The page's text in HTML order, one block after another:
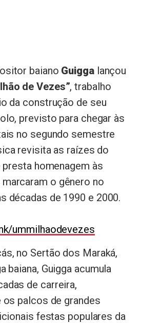
baiano Guiggalançou
de Vezes”, trabalho
da construção de seu
previsto para chegar às
no segundo semestre
revisita as raízes do
homenagem às
o gênero no
décadas de 1990 e 2000.
ummilhaodevezes
no Sertão dos Maraká,
baiana, Guigga acumula
de carreira,
palcos de grandes
festas populares da